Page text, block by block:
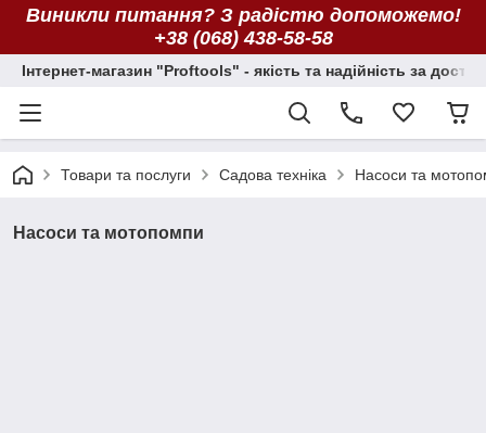
Виникли питання? З радістю допоможемо!
+38 (068) 438-58-58
Інтернет-магазин "Proftools" - якість та надійність за
Товари та послуги Садова техніка Насоси та
Насоси та мотопомпи